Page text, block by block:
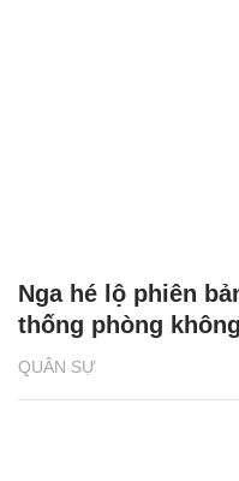
QUÂN SỰ
Nga hé lộ phiên
thống phòng